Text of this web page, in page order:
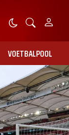
VOETBALPOOL